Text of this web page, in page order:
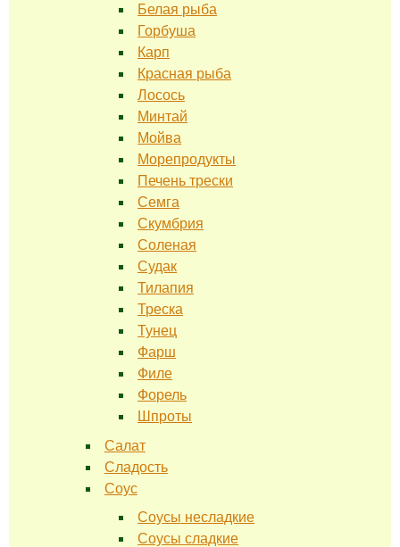
Белая рыба
Горбуша
Карп
Красная рыба
Лосось
Минтай
Мойва
Морепродукты
Печень трески
Семга
Скумбрия
Соленая
Судак
Тилапия
Треска
Тунец
Фарш
Филе
Форель
Шпроты
Салат
Сладость
Соус
Соусы несладкие
Соусы сладкие